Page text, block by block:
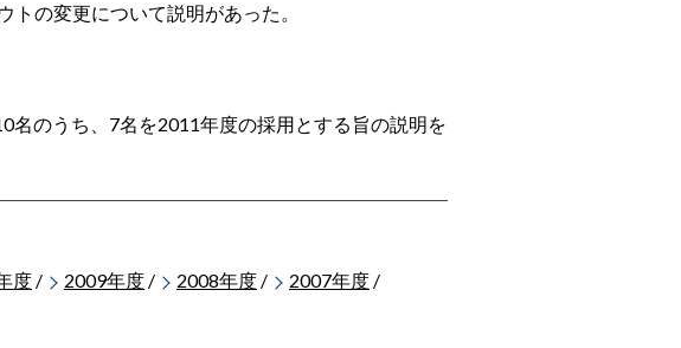
の変更について説明があった。
名のうち、7名を2011年度の採用とする旨の説明を
度 / 2009年度 / 2008年度 / 2007年度 /